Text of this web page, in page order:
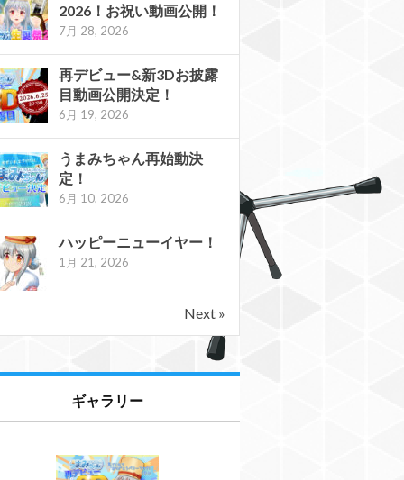
2026！お祝い動画公開！
7月 28, 2026
再デビュー&新3Dお披露
目動画公開決定！
6月 19, 2026
うまみちゃん再始動決
定！
6月 10, 2026
ハッピーニューイヤー！
1月 21, 2026
Next »
ギャラリー